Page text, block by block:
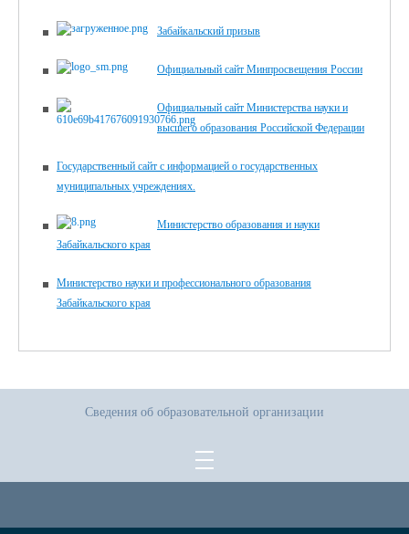
Забайкальский призыв
Официальный сайт Минпросвещения России
Официальный сайт Министерства науки и
высшего образования Российской Федерации
Государственный сайт с информацией о государственных
муниципальных учреждениях.
Министерство образования и науки
Забайкальского края
Министерство науки и профессионального образования
Забайкальского края
Сведения об образовательной организации